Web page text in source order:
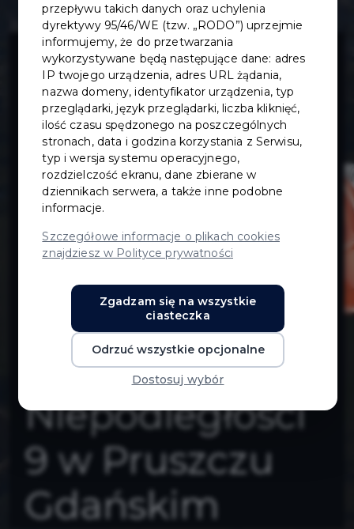
Rozbudowa i
przebudowa
budynku
Miejskiego
Ośrodka
Pomocy
Społecznej przy
Niepodległości
9 w Pruszczu
Gdańskim
przepływu takich danych oraz uchylenia
dyrektywy 95/46/WE (tzw. „RODO”) uprzejmie
informujemy, że do przetwarzania
wykorzystywane będą następujące dane: adres
IP twojego urządzenia, adres URL żądania,
nazwa domeny, identyfikator urządzenia, typ
przeglądarki, język przeglądarki, liczba kliknięć,
ilość czasu spędzonego na poszczególnych
stronach, data i godzina korzystania z Serwisu,
typ i wersja systemu operacyjnego,
rozdzielczość ekranu, dane zbierane w
dziennikach serwera, a także inne podobne
informacje.
Szczegółowe informacje o plikach cookies
znajdziesz w Polityce prywatności
Zgadzam się na wszystkie
ciasteczka
Odrzuć wszystkie opcjonalne
Dostosuj wybór